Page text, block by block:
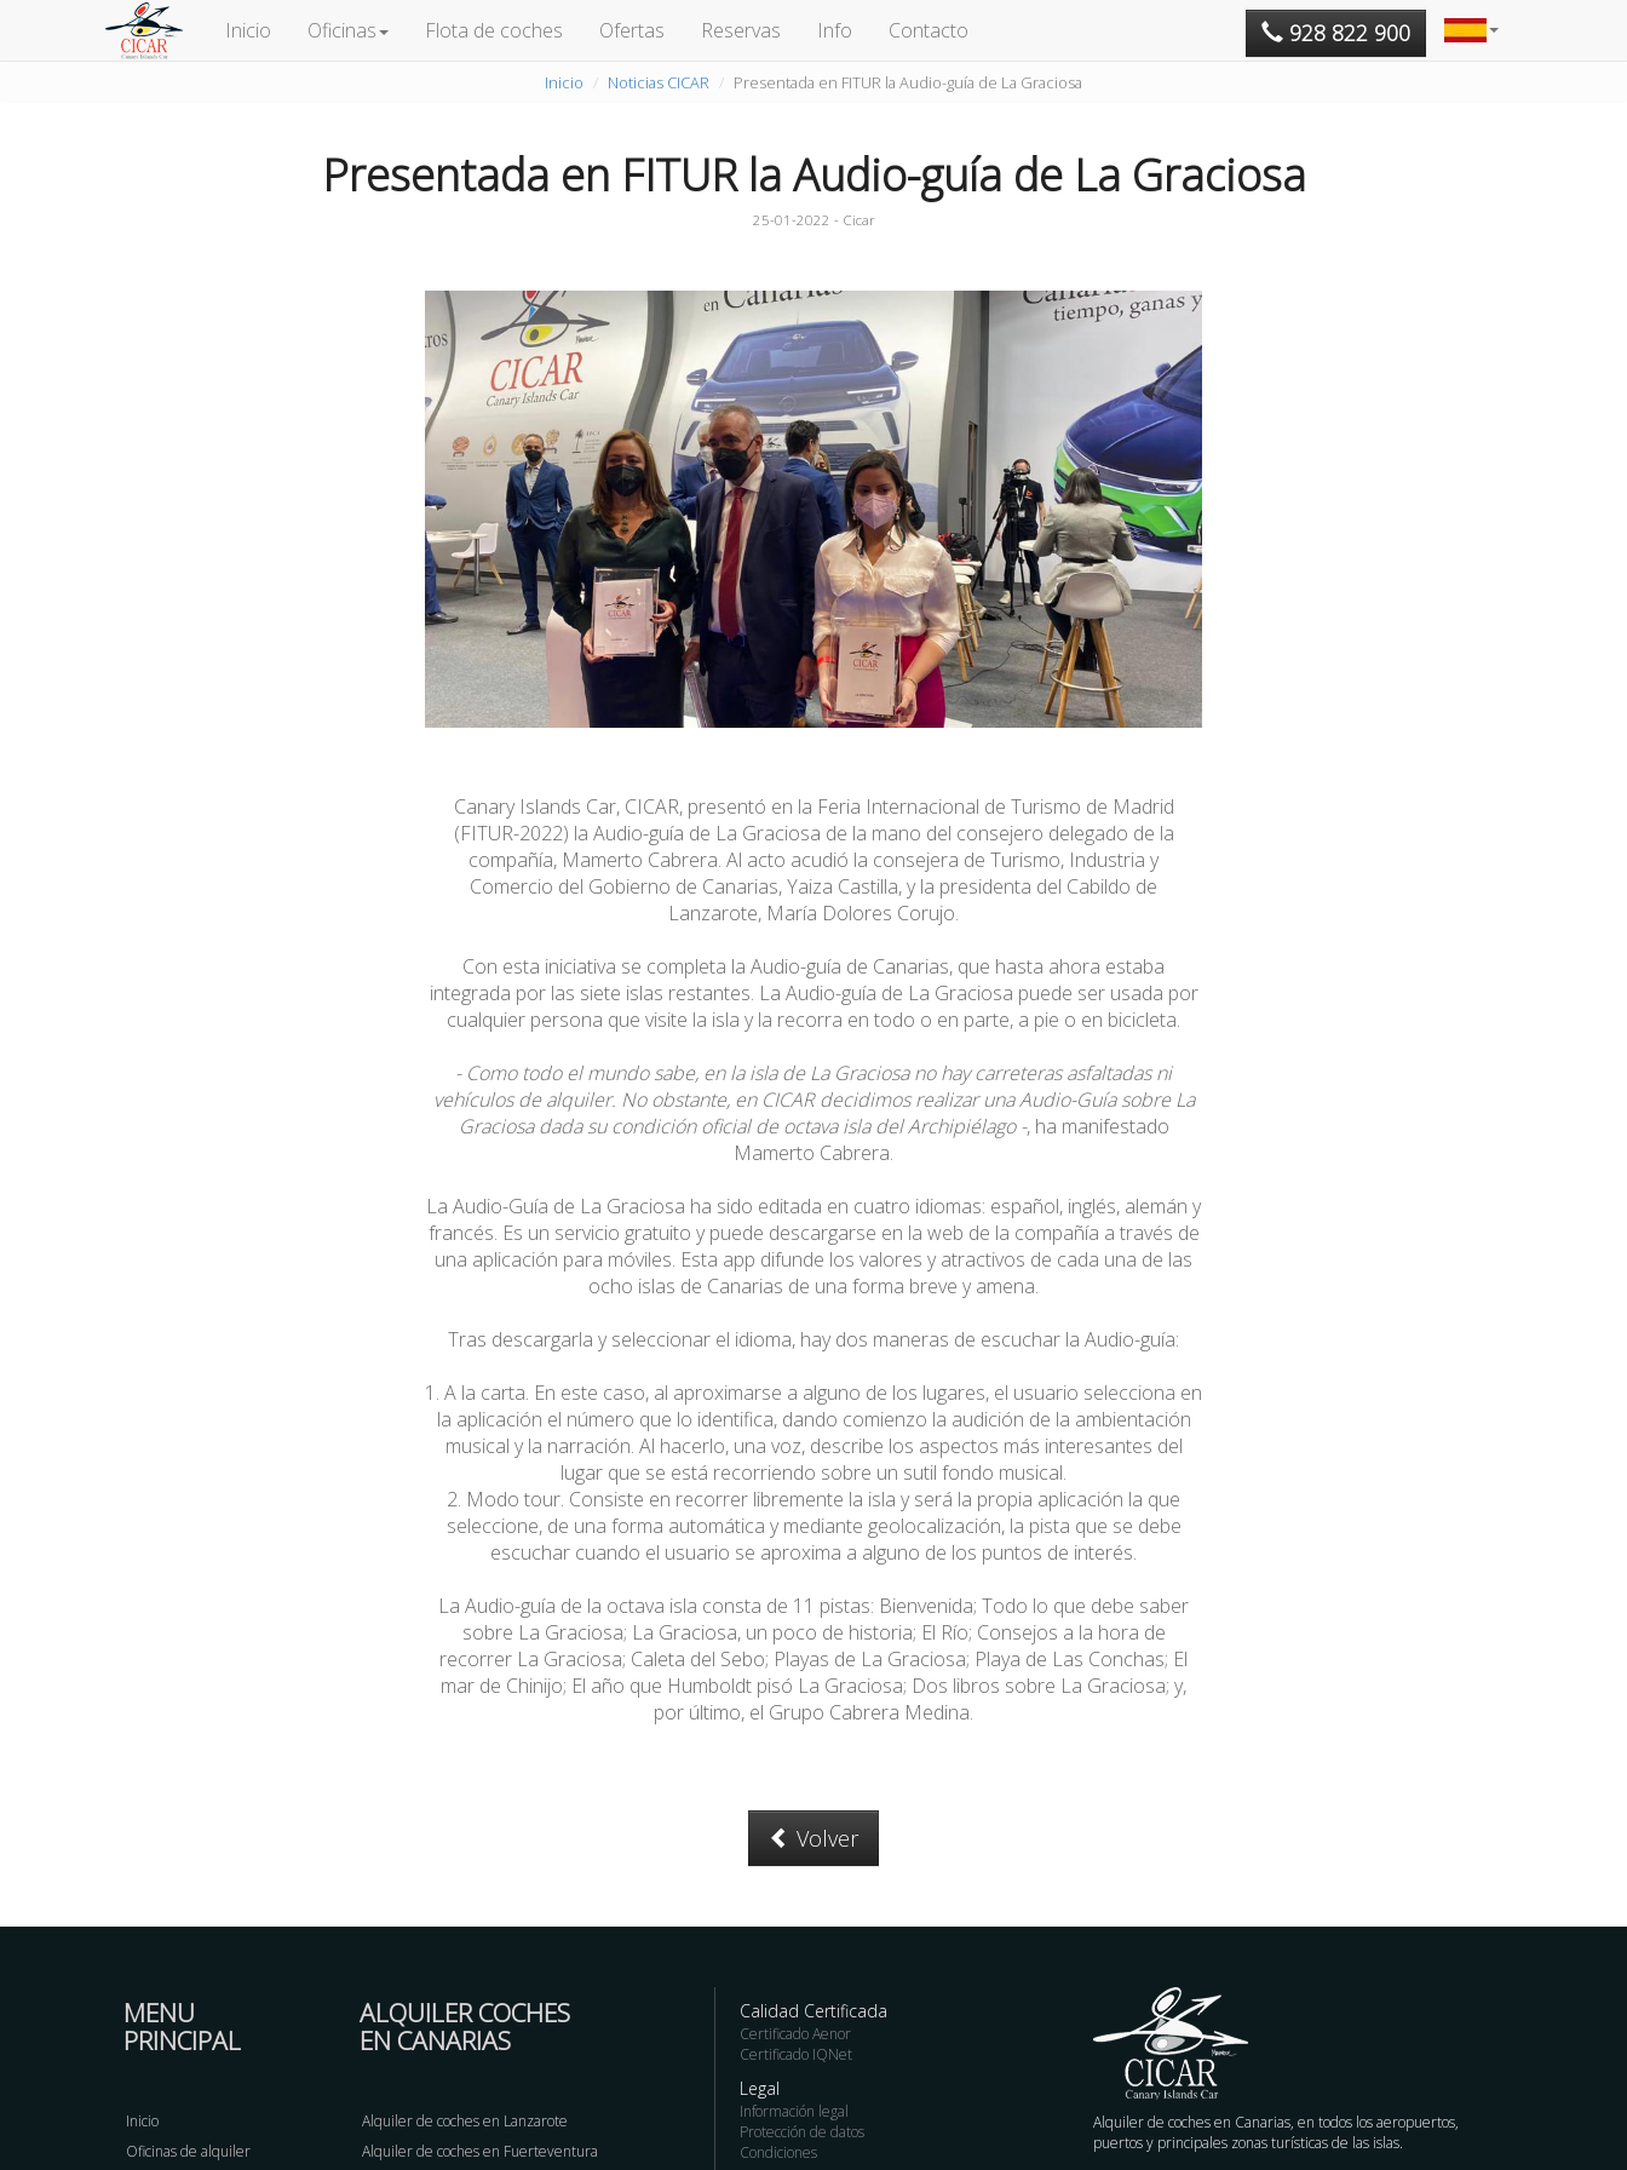
Inicio Oficinas Flota de coches Ofertas Reservas Info Contacto 928 822 900
Inicio Noticias CICAR Presentada en FITUR la Audio-guía de La Graciosa
Presentada en FITUR la Audio-guía de La Graciosa
25-01-2022 - Cicar
Canary Islands Car, CICAR, presentó en la Feria Internacional de Turismo de Madrid
(FITUR-2022) la Audio-guía de La Graciosa de la mano del consejero delegado de la
compañía, Mamerto Cabrera. Al acto acudió la consejera de Turismo, Industria y
Comercio del Gobierno de Canarias, Yaiza Castilla, y la presidenta del Cabildo de
Lanzarote, María Dolores Corujo.
Con esta iniciativa se completa la Audio-guía de Canarias, que hasta ahora estaba
integrada por las siete islas restantes. La Audio-guía de La Graciosa puede ser usada por
cualquier persona que visite la isla y la recorra en todo o en parte, a pie o en bicicleta.
- Como todo el mundo sabe, en la isla de La Graciosa no hay carreteras asfaltadas ni
vehículos de alquiler. No obstante, en CICAR decidimos realizar una Audio-Guía sobre La
Graciosa dada su condición oficial de octava isla del Archipiélago -, ha manifestado
Mamerto Cabrera.
La Audio-Guía de La Graciosa ha sido editada en cuatro idiomas: español, inglés, alemán y
francés. Es un servicio gratuito y puede descargarse en la web de la compañía a través de
una aplicación para móviles. Esta app difunde los valores y atractivos de cada una de las
ocho islas de Canarias de una forma breve y amena.
Tras descargarla y seleccionar el idioma, hay dos maneras de escuchar la Audio-guía:
1. A la carta. En este caso, al aproximarse a alguno de los lugares, el usuario selecciona en
la aplicación el número que lo identifica, dando comienzo la audición de la ambientación
musical y la narración. Al hacerlo, una voz, describe los aspectos más interesantes del
lugar que se está recorriendo sobre un sutil fondo musical.
2. Modo tour. Consiste en recorrer libremente la isla y será la propia aplicación la que
seleccione, de una forma automática y mediante geolocalización, la pista que se debe
escuchar cuando el usuario se aproxima a alguno de los puntos de interés.
La Audio-guía de la octava isla consta de 11 pistas: Bienvenida; Todo lo que debe saber
sobre La Graciosa; La Graciosa, un poco de historia; El Río; Consejos a la hora de
recorrer La Graciosa; Caleta del Sebo; Playas de La Graciosa; Playa de Las Conchas; El
mar de Chinijo; El año que Humboldt pisó La Graciosa; Dos libros sobre La Graciosa; y,
por último, el Grupo Cabrera Medina.
Volver
MENU
PRINCIPAL
Inicio
Oficinas de alquiler
ALQUILER COCHES
EN CANARIAS
Alquiler de coches en Lanzarote
Alquiler de coches en Fuerteventura
Calidad Certificada
Certificado Aenor
Certificado IQNet
Legal
Información legal
Protección de datos
Condiciones
Alquiler de coches en Canarias, en todos los aeropuertos,
puertos y principales zonas turísticas de las islas.